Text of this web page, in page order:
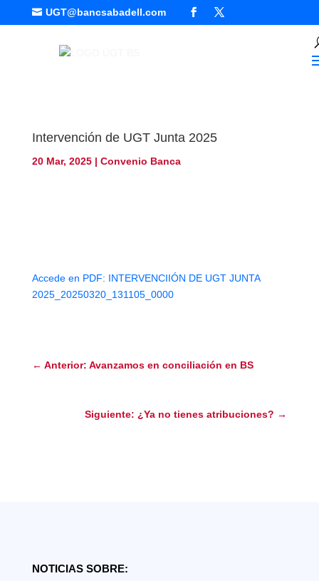
 UGT@bancsabadell.com
Intervención de UGT Junta 2025
20 Mar, 2025| Convenio Banca
Accede en PDF: INTERVENCIIÓN DE UGT JUNTA
2025_20250320_131105_0000
← Anterior: Avanzamos en conciliación en BS
Siguiente: ¿Ya no tienes atribuciones? →
NOTICIAS SOBRE: